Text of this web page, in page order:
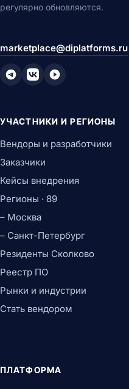
регулярно обновляются.
marketplace@diplatforms.ru
УЧАСТНИКИ И РЕГИОНЫ
Вендоры и разработчики
Заказчики
Кейсы внедрения
Регионы · 89
– Москва
– Санкт-Петербург
Резиденты Сколково
Реестр ПО
Рынки и индустрии
Стать вендором
ПЛАТФОРМА